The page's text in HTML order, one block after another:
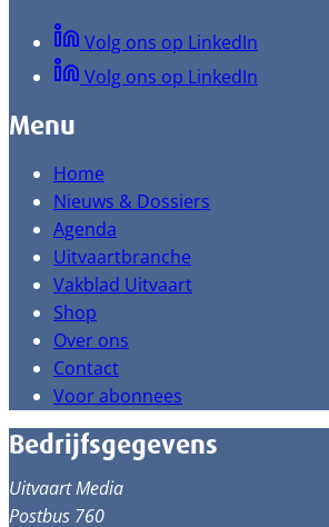
Volg ons op LinkedIn
Volg ons op LinkedIn
Menu
Home
Nieuws & Dossiers
Agenda
Uitvaartbranche
Vakblad Uitvaart
Shop
Over ons
Contact
Voor abonnees
Bedrijfsgegevens
Uitvaart Media
Postbus 760